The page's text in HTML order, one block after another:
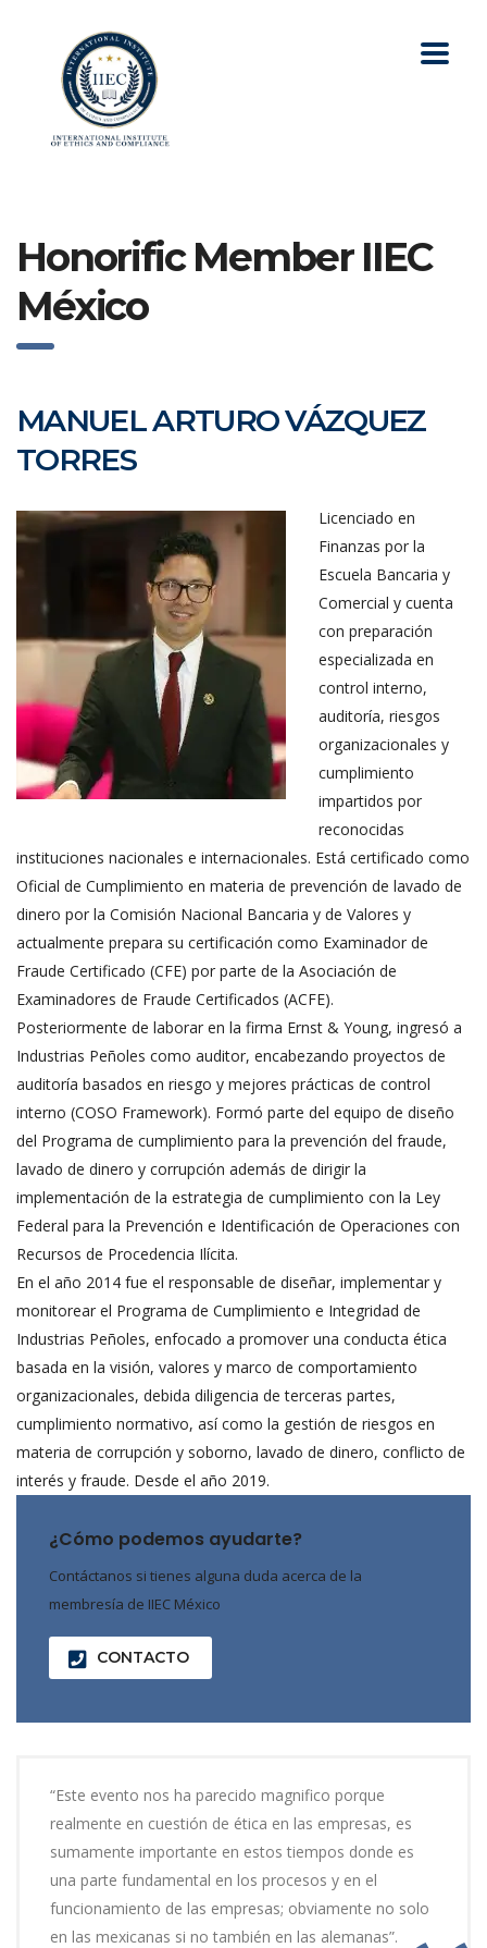
Honorific Member IIEC
México
MANUEL ARTURO VÁZQUEZ
TORRES
Licenciado en
Finanzas por la
Escuela Bancaria y
Comercial y cuenta
con preparación
especializada en
control interno,
auditoría, riesgos
organizacionales y
cumplimiento
impartidos por
reconocidas
instituciones nacionales e internacionales. Está certificado como
Oficial de Cumplimiento en materia de prevención de lavado de
dinero por la Comisión Nacional Bancaria y de Valores y
actualmente prepara su certificación como Examinador de
Fraude Certificado (CFE) por parte de la Asociación de
Examinadores de Fraude Certificados (ACFE).
Posteriormente de laborar en la firma Ernst & Young, ingresó a
Industrias Peñoles como auditor, encabezando proyectos de
auditoría basados en riesgo y mejores prácticas de control
interno (COSO Framework). Formó parte del equipo de diseño
del Programa de cumplimiento para la prevención del fraude,
lavado de dinero y corrupción además de dirigir la
implementación de la estrategia de cumplimiento con la Ley
Federal para la Prevención e Identificación de Operaciones con
Recursos de Procedencia Ilícita.
En el año 2014 fue el responsable de diseñar, implementar y
monitorear el Programa de Cumplimiento e Integridad de
Industrias Peñoles, enfocado a promover una conducta ética
basada en la visión, valores y marco de comportamiento
organizacionales, debida diligencia de terceras partes,
cumplimiento normativo, así como la gestión de riesgos en
materia de corrupción y soborno, lavado de dinero, conflicto de
interés y fraude. Desde el año 2019.
¿Cómo podemos ayudarte?
Contáctanos si tienes alguna duda acerca de la
membresía de IIEC México
CONTACTO
“Este evento nos ha parecido magnifico porque
realmente en cuestión de ética en las empresas, es
sumamente importante en estos tiempos donde es
una parte fundamental en los procesos y en el
funcionamiento de las empresas; obviamente no solo
en las mexicanas si no también en las alemanas”.